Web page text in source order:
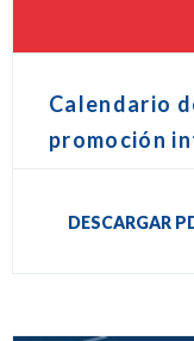
Calendario
promoción
DESCARGAR